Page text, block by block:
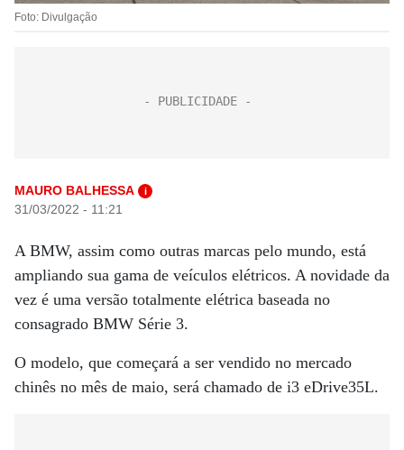
Foto: Divulgação
MAURO BALHESSA i
31/03/2022 - 11:21
A BMW, assim como outras marcas pelo mundo, está
ampliando sua gama de veículos elétricos. A novidade da
vez é uma versão totalmente elétrica baseada no
consagrado BMW Série 3.
O modelo, que começará a ser vendido no mercado
chinês no mês de maio, será chamado de i3 eDrive35L.